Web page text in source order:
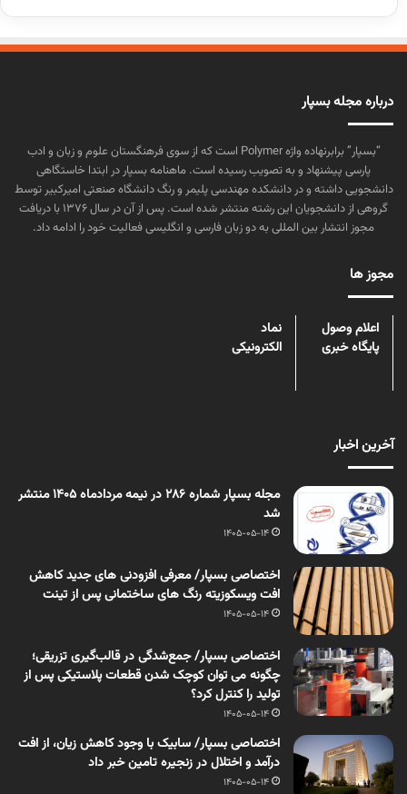
درباره مجله بسپار
“بسپار” برابرنهاده واژه Polymer است که از سوی فرهنگستان علوم و زبان و ادب
پارسی پیشنهاد و به تصویب رسیده است. ماهنامه بسپار در ابتدا خاستگاهی
دانشجویی داشته و در دانشکده مهندسی پلیمر و رنگ دانشگاه صنعتی امیرکبیر توسط
گروهی از دانشجویان این رشته منتشر شده است. پس از آن در سال ۱۳۷۶ با دریافت
مجوز انتشار بین المللی به دو زبان فارسی و انگلیسی فعالیت خود را ادامه داد.
مجوز ها
اعلام وصول
پایگاه خبری
نماد
الکترونیکی
آخرین اخبار
مجله بسپار شماره 286 در نیمه مردادماه 1405 منتشر
شد
1405-05-14
اختصاصی بسپار/ معرفی افزودنی های جدید کاهش
افت ویسکوزیته رنگ های ساختمانی پس از تینت
1405-05-14
اختصاصی بسپار/ جمع‌شدگی در قالب‌گیری تزریقی؛
چگونه می توان کوچک شدن قطعات پلاستیکی پس از
تولید را کنترل کرد؟
1405-05-14
اختصاصی بسپار/ سابیک با وجود کاهش زیان، از افت
درآمد و اختلال در زنجیره تامین خبر داد
1405-05-14